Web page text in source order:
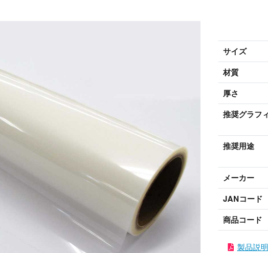
サイズ
材質
厚さ
推奨グラフ
推奨用途
メーカー
JANコード
商品コード
製品説